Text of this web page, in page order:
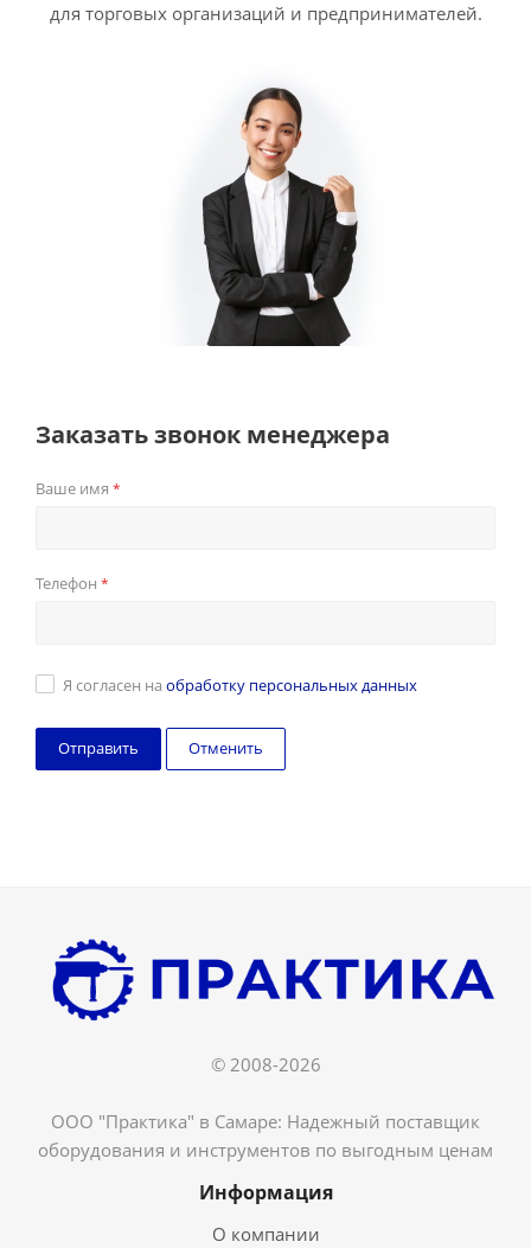
для торговых организаций и предпринимателей.
Заказать звонок менеджера
Ваше имя *
Телефон *
Я согласен на обработку персональных данных
Отменить
© 2008-2026
ООО "Практика" в Самаре: Надежный поставщик
оборудования и инструментов по выгодным ценам
Информация
О компании